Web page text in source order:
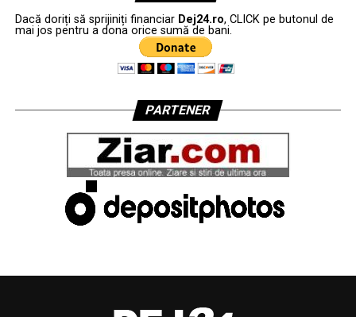
Dacă doriți să sprijiniți financiar Dej24.ro, CLICK pe butonul de
mai jos pentru a dona orice sumă de bani.
PARTENER